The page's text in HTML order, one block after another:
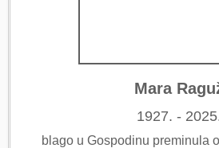
Mara
1927. -
blago u Gospodinu preminula